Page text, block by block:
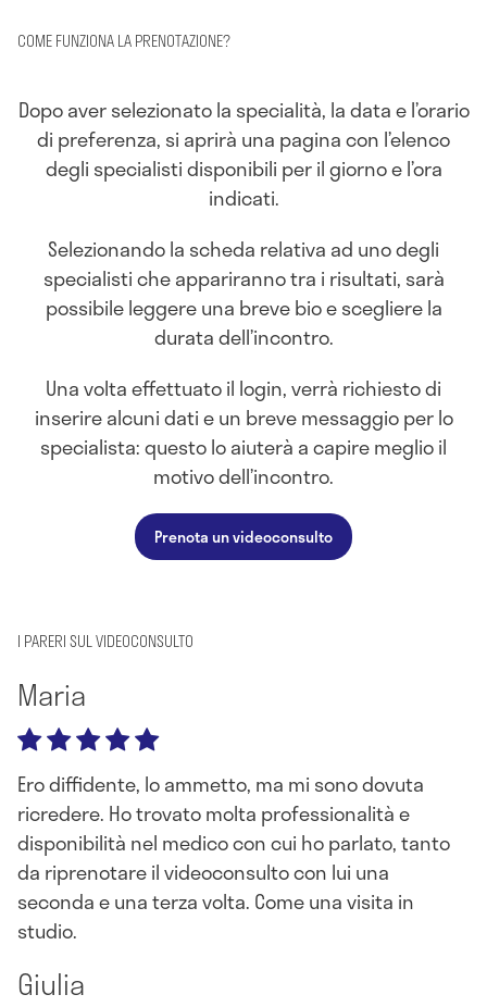
COME FUNZIONA LA PRENOTAZIONE?
Dopo aver selezionato la specialità, la data e l’orario
di preferenza, si aprirà una pagina con l’elenco
degli specialisti disponibili per il giorno e l’ora
indicati.
Selezionando la scheda relativa ad uno degli
specialisti che appariranno tra i risultati, sarà
possibile leggere una breve bio e scegliere la
durata dell’incontro.
Una volta effettuato il login, verrà richiesto di
inserire alcuni dati e un breve messaggio per lo
specialista: questo lo aiuterà a capire meglio il
motivo dell’incontro.
Prenota un videoconsulto
I PARERI SUL VIDEOCONSULTO
Maria
Ero diffidente, lo ammetto, ma mi sono dovuta
ricredere. Ho trovato molta professionalità e
disponibilità nel medico con cui ho parlato, tanto
da riprenotare il videoconsulto con lui una
seconda e una terza volta. Come una visita in
studio.
Giulia